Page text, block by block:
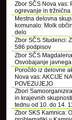
Zbor SČS Nova vas:
ogrevanje in tržnična
Mestna delovna
komunalo: Molk
delo
Zbor SČS Studenci:
586 podpisov
Zbor SČS
Osvobajanje
Poročilo iz delovne
Nova vas: AKCIJE
POVEZUJEJO
Zbori
in krajevnih
tednu od 10. do 14.
Zbor SKS Kamnica: